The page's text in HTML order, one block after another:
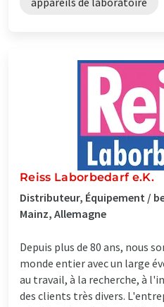
Reiss Laborbedarf e.K.
Distributeur, Équipement /
Mainz, Allemagne
Depuis plus de 80 ans, nous
monde entier avec un large
au travail, à la recherche, à
des clients très divers.